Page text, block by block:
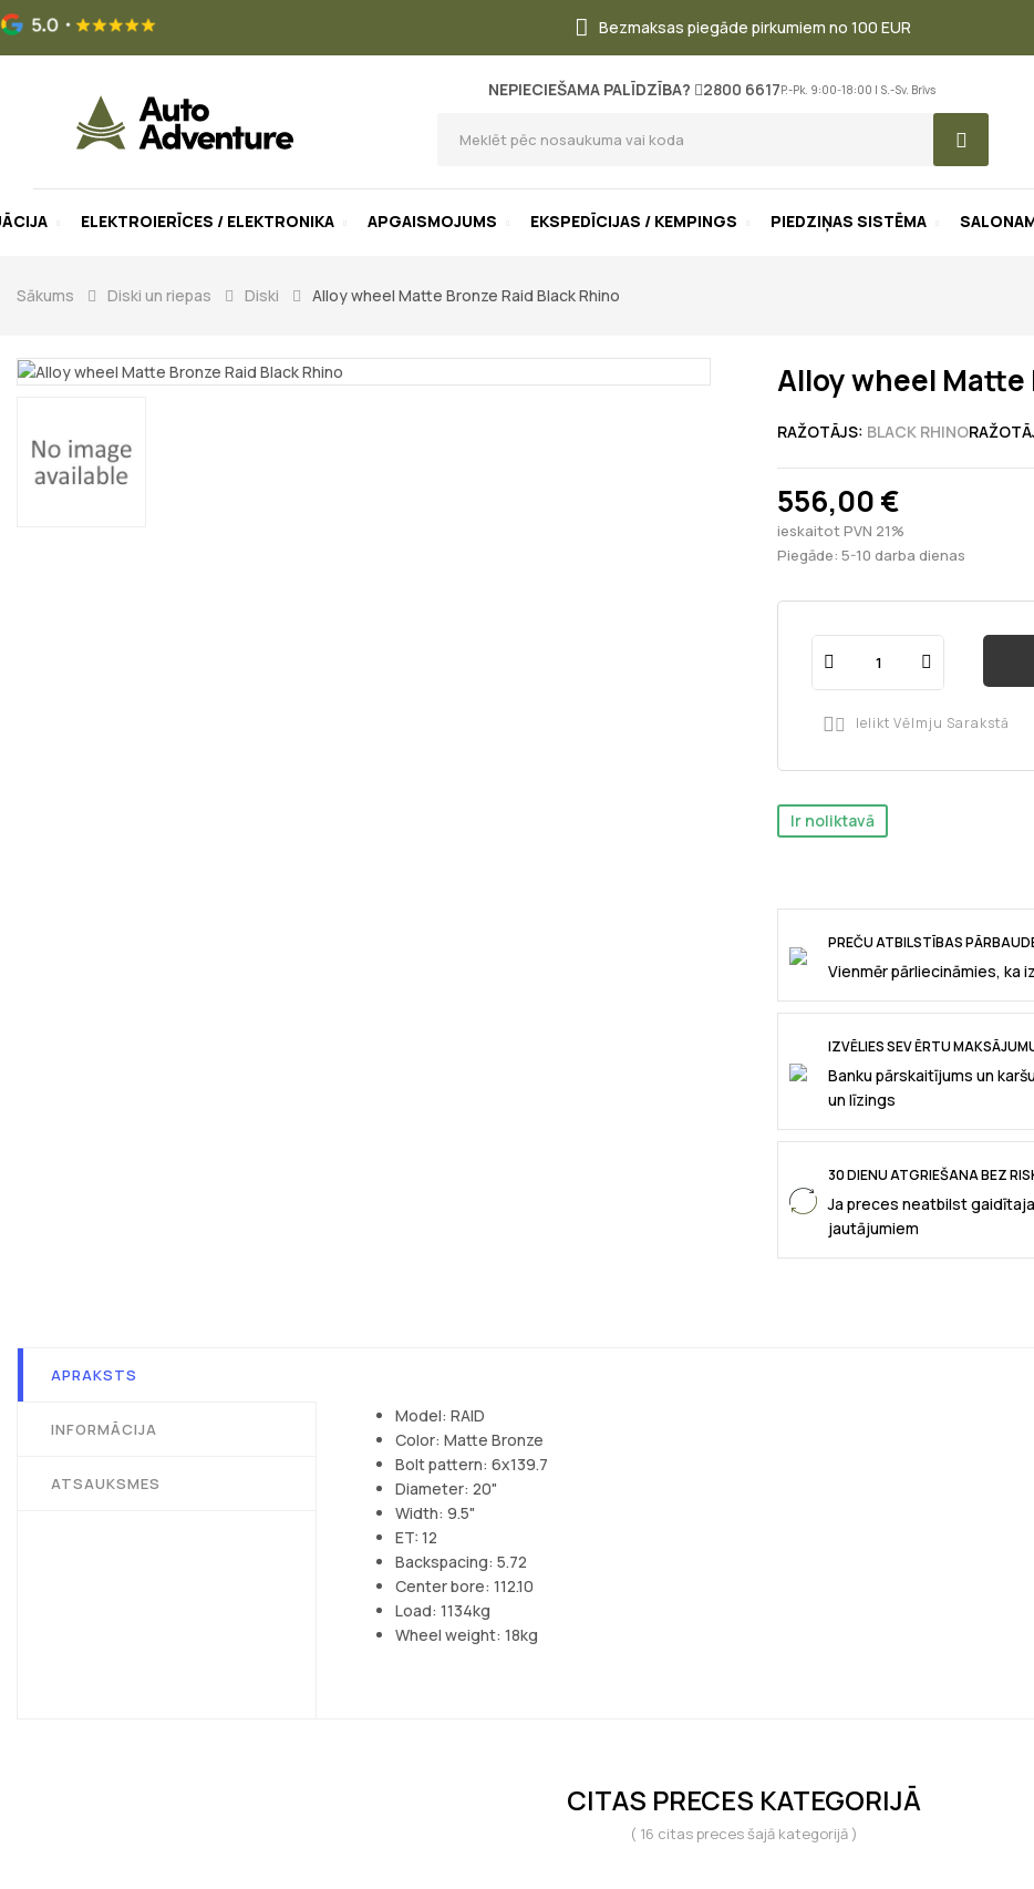
Bezmaksas piegāde pirkumiem no 100 EUR
NEPIECIEŠAMA PALĪDZĪBA? 2800 6617P.-Pk. 9:00-18:00 | S.-Sv. Brīvs
ELEKTROIERĪCES / ELEKTRONIKA APGAISMOJUMS EKSPEDĪCIJAS / KEMPINGS PIEDZIŅAS SISTĒMA
Sākums Diski un riepas Diski Alloy wheel Matte Bronze Raid Black Rhino
Alloy wheel Matte
RAŽOTĀJS: BLACK RHINO
556,00 €
ieskaitot PVN 21%
Piegāde: 5-10 darba dienas
 Ielikt Vēlmju Sarakstā
Ir noliktavā
PREČU ATBILSTĪBAS
Vienmēr pārliecināmies, ka
IZVĒLIES SEV ĒRTU
Banku pārskaitījums un
un līzings
30 DIENU ATGRIEŠANA BEZ
Ja preces neatbilst
jautājumiem
APRAKSTS
INFORMĀCIJA
ATSAUKSMES
Model: RAID
Color: Matte Bronze
Bolt pattern: 6x139.7
Diameter: 20"
Width: 9.5"
ET: 12
Backspacing: 5.72
Center bore: 112.10
Load: 1134kg
Wheel weight: 18kg
CITAS PRECES KATEGORIJĀ
( 16 citas preces šajā kategorijā )